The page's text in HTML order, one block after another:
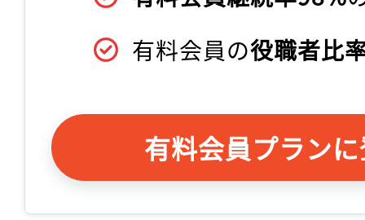
有料会員の役職者比
有料会員プラン